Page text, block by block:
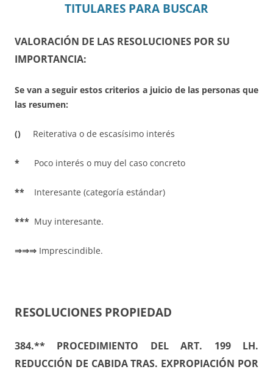
TITULARES PARA BUSCAR
VALORACIÓN DE LAS RESOLUCIONES POR SU
IMPORTANCIA:
Se van a seguir estos criterios a juicio de las personas que
las resumen:
() Reiterativa o de escasísimo interés
* Poco interés o muy del caso concreto
** Interesante (categoría estándar)
*** Muy interesante.
⇒⇒⇒ Imprescindible.
RESOLUCIONES PROPIEDAD
384.** PROCEDIMIENTO DEL ART. 199 LH.
REDUCCIÓN DE CABIDA TRAS. EXPROPIACIÓN POR